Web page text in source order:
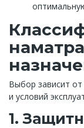
Выбор зависит
и условий
1.